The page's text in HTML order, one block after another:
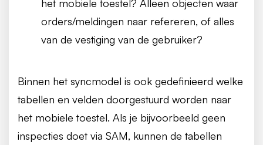
het mobiele toestel? Alleen objecten waar
orders/meldingen naar refereren, of alles
van de vestiging van de gebruiker?
Binnen het syncmodel is ook gedefinieerd welke
tabellen en velden doorgestuurd worden naar
het mobiele toestel. Als je bijvoorbeeld geen
inspecties doet via SAM, kunnen de tabellen